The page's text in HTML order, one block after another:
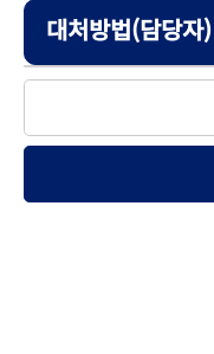
접속문자열 디코딩
tpRet.nRet:10,
url:https://
대처방법(담당자)
1. 전산업체에서 생